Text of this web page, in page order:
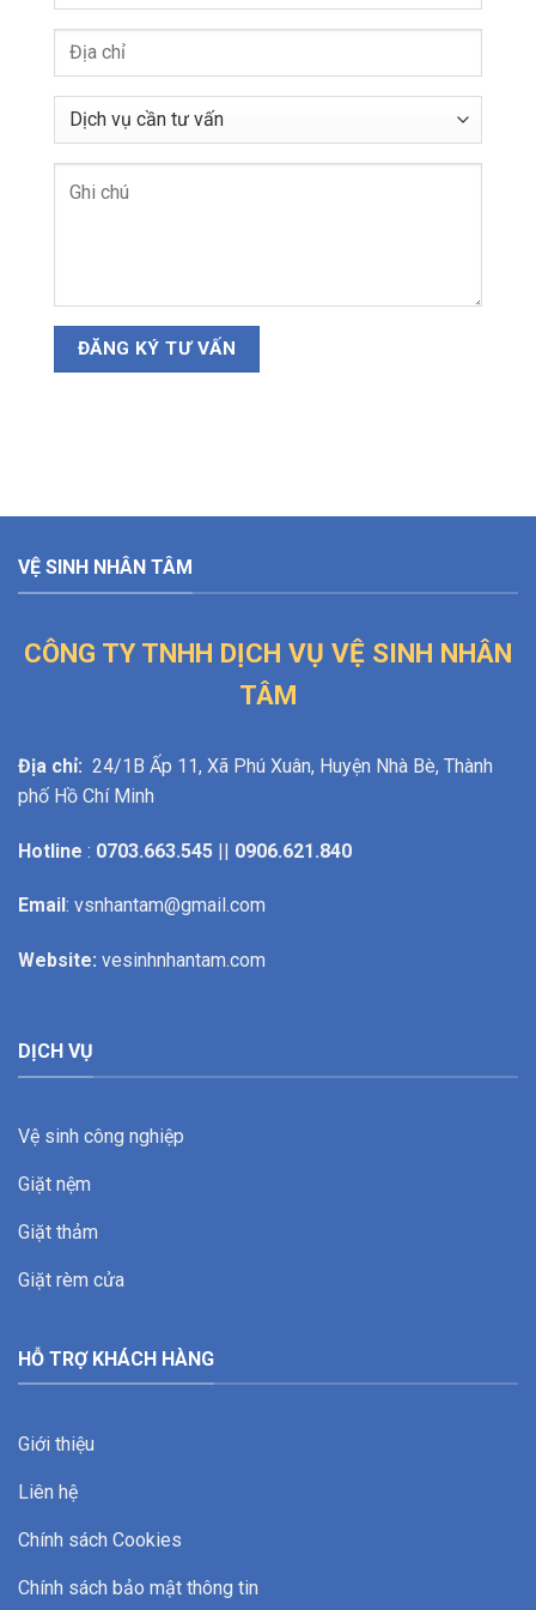
VỆ SINH NHÂN TÂM
CÔNG TY TNHH DỊCH VỤ VỆ SINH NHÂN
TÂM
Địa chỉ: 24/1B Ấp 11, Xã Phú Xuân, Huyện Nhà Bè, Thành
phố Hồ Chí Minh
Hotline : 0703.663.545 || 0906.621.840
Email : vsnhantam@gmail.com
Website: vesinhnhantam.com
DỊCH VỤ
Vệ sinh công nghiệp
Giặt nệm
Giặt thảm
Giặt rèm cửa
HỖ TRỢ KHÁCH HÀNG
Giới thiệu
Liên hệ
Chính sách Cookies
Chính sách bảo mật thông tin